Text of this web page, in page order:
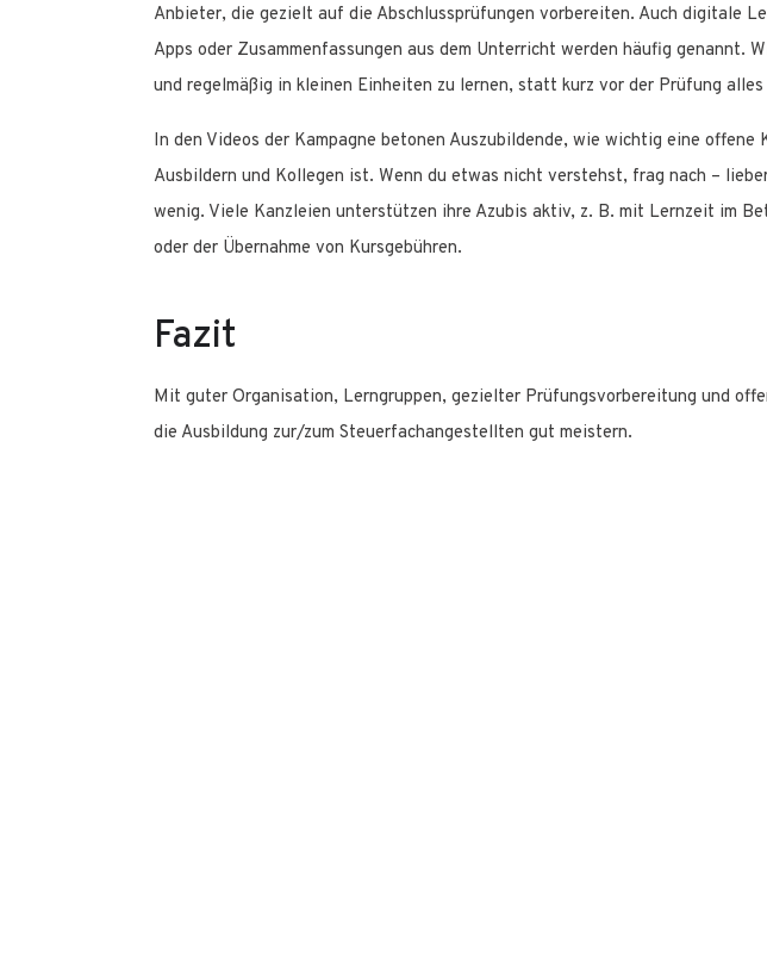
Anbieter, die gezielt auf die Abschlussprüfungen vorbereiten. Auch digitale
Apps oder Zusammenfassungen aus dem Unterricht werden häufig genannt.
und regelmäßig in kleinen Einheiten zu lernen, statt kurz vor der Prüfung
In den Videos der Kampagne betonen Auszubildende, wie wichtig eine offene
Ausbildern und Kollegen ist. Wenn du etwas nicht verstehst, frag nach –
wenig. Viele Kanzleien unterstützen ihre Azubis aktiv, z. B. mit Lernzeit im
oder der Übernahme von Kursgebühren.
Fazit
Mit guter Organisation, Lerngruppen, gezielter Prüfungsvorbereitung und
die Ausbildung zur/zum Steuerfachangestellten gut meistern.